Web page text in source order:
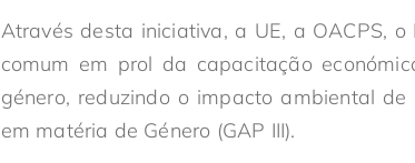
Através desta iniciativa, a UE, a OACPS,
comum em prol da capacitação
género, reduzindo o impacto ambiental
em matéria de Género (GAP III).